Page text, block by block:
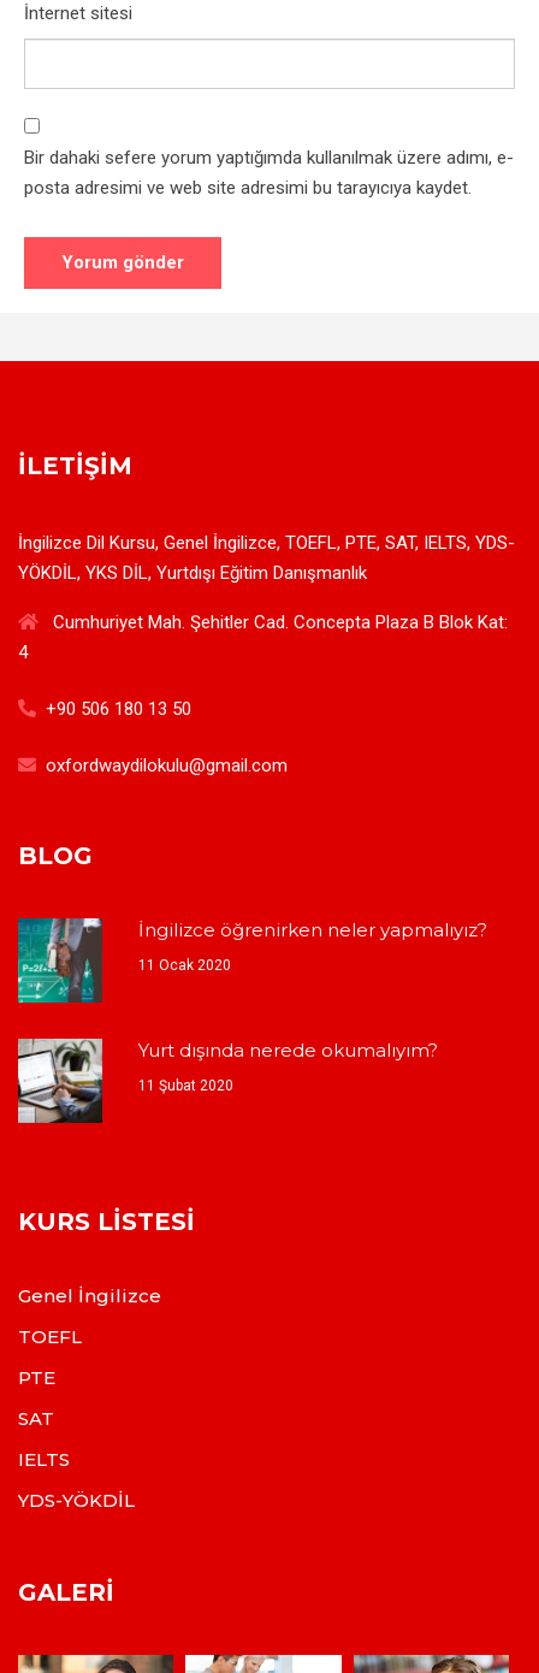
İnternet sitesi
Bir dahaki sefere yorum yaptığımda kullanılmak üzere adımı, e-
posta adresimi ve web site adresimi bu tarayıcıya kaydet.
İLETIŞIM
İngilizce Dil Kursu, Genel İngilizce, TOEFL, PTE, SAT, IELTS, YDS-
YÖKDİL, YKS DİL, Yurtdışı Eğitim Danışmanlık
Cumhuriyet Mah. Şehitler Cad. Concepta Plaza B Blok Kat:
4
+90 506 180 13 50
oxfordwaydilokulu@gmail.com
BLOG
İngilizce öğrenirken neler yapmalıyız?
11 Ocak 2020
Yurt dışında nerede okumalıyım?
11 Şubat 2020
KURS LISTESI
Genel İngilizce
TOEFL
PTE
SAT
IELTS
YDS-YÖKDİL
GALERI